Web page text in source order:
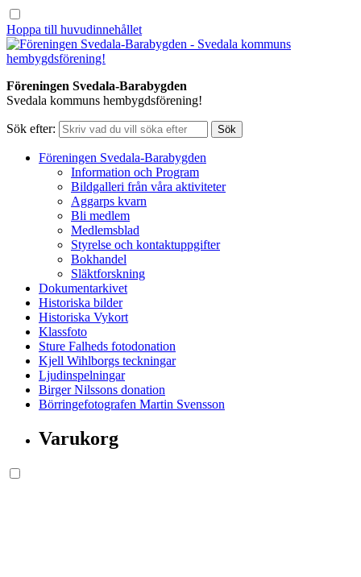
Hoppa till huvudinnehållet
Föreningen Svedala-Barabygden
Svedala kommuns hembygdsförening!
Sök efter:
Föreningen Svedala-Barabygden
Information och Program
Bildgalleri från våra aktiviteter
Aggarps kvarn
Bli medlem
Medlemsblad
Styrelse och kontaktuppgifter
Bokhandel
Släktforskning
Dokumentarkivet
Historiska bilder
Historiska Vykort
Klassfoto
Sture Falheds fotodonation
Kjell Wihlborgs teckningar
Ljudinspelningar
Birger Nilssons donation
Börringefotografen Martin Svensson
Varukorg